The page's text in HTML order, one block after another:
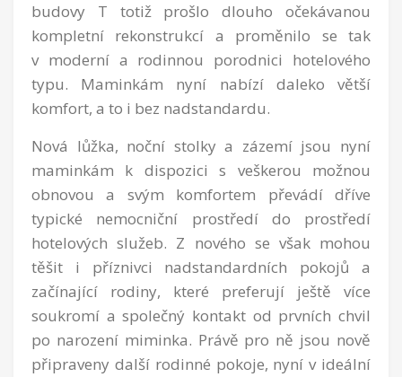
budovy T totiž prošlo dlouho očekávanou
kompletní rekonstrukcí a proměnilo se tak
v moderní a rodinnou porodnici hotelového
typu. Maminkám nyní nabízí daleko větší
komfort, a to i bez nadstandardu.
Nová lůžka, noční stolky a zázemí jsou nyní
maminkám k dispozici s veškerou možnou
obnovou a svým komfortem převádí dříve
typické nemocniční prostředí do prostředí
hotelových služeb. Z nového se však mohou
těšit i příznivci nadstandardních pokojů a
začínající rodiny, které preferují ještě více
soukromí a společný kontakt od prvních chvil
po narození miminka. Právě pro ně jsou nově
připraveny další rodinné pokoje, nyní v ideální